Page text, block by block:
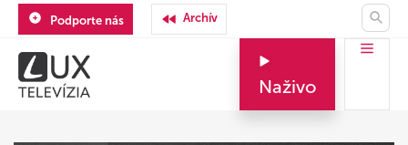
Podporte nás Archív
Naživo